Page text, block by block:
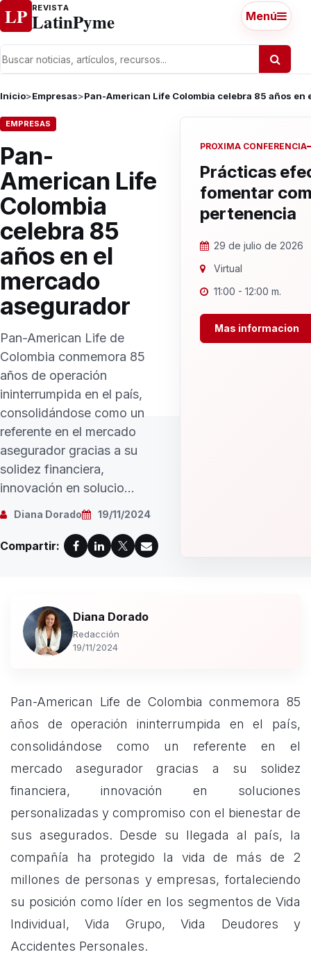
Ir al contenido
LP REVISTA
LatinPyme Menú
Inicio>Empresas>Pan-American Life Colombia celebra 85 años
EMPRESAS
Pan-
American Life
Colombia
celebra 85
años en el
mercado
asegurador
Pan-American Life de
Colombia conmemora 85
años de operación
ininterrumpida en el país,
consolidándose como un
referente en el mercado
asegurador gracias a su
solidez financiera,
innovación en solucio...
Diana Dorado 19/11/2024
Compartir:
PROXIMA CONFERENCIA
Prácticas
fomentar
pertenencia
29 de julio de 2026
Virtual
11:00 - 12:00 m.
Mas informacion
Diana Dorado
Redacción
19/11/2024
Pan-American Life de Colombia conmemora 85
años de operación ininterrumpida en el país,
consolidándose como un referente en el
mercado asegurador gracias a su solidez
financiera, innovación en soluciones
personalizadas y compromiso con el bienestar de
sus asegurados. Desde su llegada al país, la
compañía ha protegido la vida de más de 2
millones de personas y empresas, fortaleciendo
su posición como líder en los segmentos de Vida
Individual, Vida Grupo, Vida Deudores y
Accidentes Personales.